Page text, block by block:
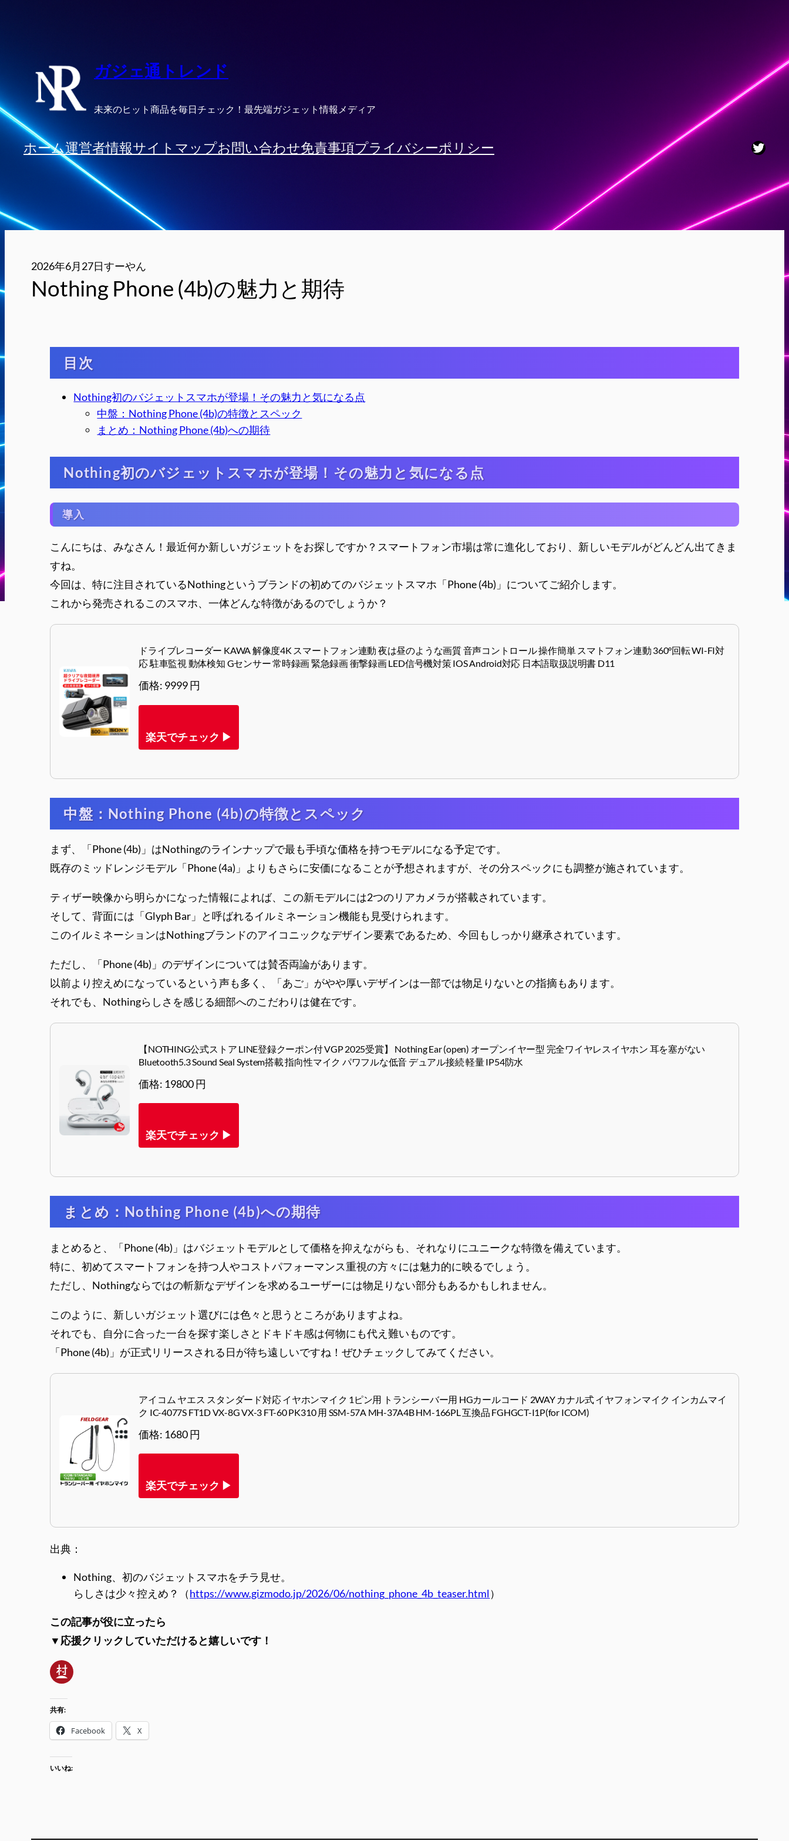
ッ
プ
ガジェ通トレンド
未来のヒット商品を毎日チェック！最先端ガジェット情報メディア
ホーム運営者情報サイトマップお問い合わせ免責事項プライバシーポリシー
2026年6月27日すーやん
Nothing Phone (4b)の魅力と期待
目次
Nothing初のバジェットスマホが登場！その魅力と気になる点
中盤：Nothing Phone (4b)の特徴とスペック
まとめ：Nothing Phone (4b)への期待
Nothing初のバジェットスマホが登場！その魅力と気になる点
導入
こんにちは、みなさん！最近何か新しいガジェットをお探しですか？スマートフォン市場は常に進化しており、新しいモデルがどんどん出てきま
すね。
今回は、特に注目されているNothingというブランドの初めてのバジェットスマホ「Phone (4b)」についてご紹介します。
これから発売されるこのスマホ、一体どんな特徴があるのでしょうか？
ドライブレコーダー KAWA 解像度4K スマートフォン連動 夜は昼のような画質 音声コントロール 操作簡単 スマトフォン連動 360°回転 WI-FI対
応 駐車監視 動体検知 Gセンサー 常時録画 緊急録画 衝撃録画 LED信号機対策 IOS Android対応 日本語取扱説明書 D11
価格: 9999 円
楽天でチェック ▶
中盤：Nothing Phone (4b)の特徴とスペック
まず、「Phone (4b)」はNothingのラインナップで最も手頃な価格を持つモデルになる予定です。
既存のミッドレンジモデル「Phone (4a)」よりもさらに安価になることが予想されますが、その分スペックにも調整が施されています。
ティザー映像から明らかになった情報によれば、この新モデルには2つのリアカメラが搭載されています。
そして、背面には「Glyph Bar」と呼ばれるイルミネーション機能も見受けられます。
このイルミネーションはNothingブランドのアイコニックなデザイン要素であるため、今回もしっかり継承されています。
ただし、「Phone (4b)」のデザインについては賛否両論があります。
以前より控えめになっているという声も多く、「あご」がやや厚いデザインは一部では物足りないとの指摘もあります。
それでも、Nothingらしさを感じる細部へのこだわりは健在です。
【NOTHING公式ストア LINE登録クーポン付 VGP 2025受賞】 Nothing Ear (open) オープンイヤー型 完全ワイヤレスイヤホン 耳を塞がない
Bluetooth5.3 Sound Seal System搭載 指向性マイク パワフルな低音 デュアル接続 軽量 IP54防水
価格: 19800 円
楽天でチェック ▶
まとめ：Nothing Phone (4b)への期待
まとめると、「Phone (4b)」はバジェットモデルとして価格を抑えながらも、それなりにユニークな特徴を備えています。
特に、初めてスマートフォンを持つ人やコストパフォーマンス重視の方々には魅力的に映るでしょう。
ただし、Nothingならではの斬新なデザインを求めるユーザーには物足りない部分もあるかもしれません。
このように、新しいガジェット選びには色々と思うところがありますよね。
それでも、自分に合った一台を探す楽しさとドキドキ感は何物にも代え難いものです。
「Phone (4b)」が正式リリースされる日が待ち遠しいですね！ぜひチェックしてみてください。
アイコム ヤエス スタンダード対応 イヤホンマイク 1ピン用 トランシーバー用 HGカールコード 2WAY カナル式 イヤフォンマイク インカムマイ
ク IC-4077S FT1D VX-8G VX-3 FT-60 PK310 用 SSM-57A MH-37A4B HM-166PL 互換品 FGHGCT-I1P(for ICOM)
価格: 1680 円
楽天でチェック ▶
出典：
Nothing、初のバジェットスマホをチラ見せ。
らしさは少々控えめ？（https://www.gizmodo.jp/2026/06/nothing_phone_4b_teaser.html）
この記事が役に立ったら
▼応援クリックしていただけると嬉しいです！
共有:
Facebook X
いいね: